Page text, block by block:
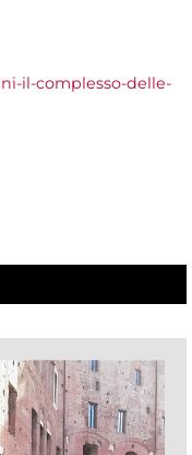
il-complesso-delle-